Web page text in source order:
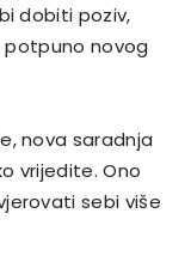
dobiti poziv,
potpuno novog
nova saradnja
vrijedite. Ono
sebi više